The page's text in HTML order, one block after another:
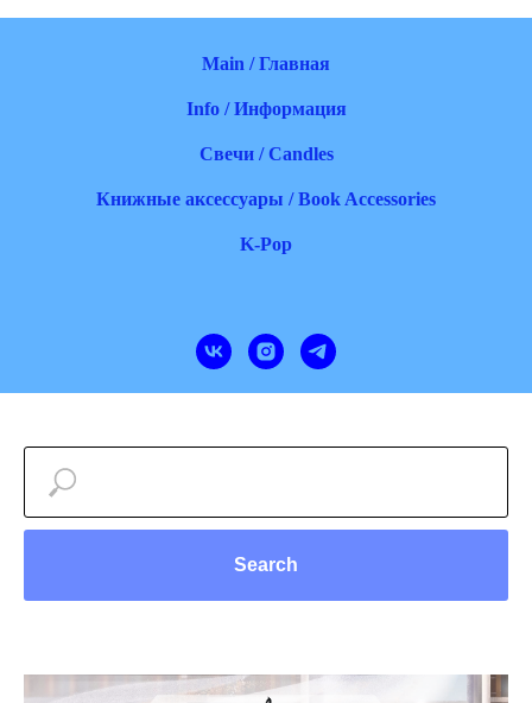
Main / Главная
Info / Информация
Свечи / Candles
Книжные аксессуары / Book Accessories
K-Pop
Search